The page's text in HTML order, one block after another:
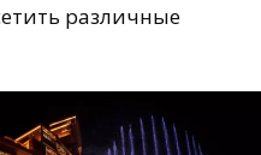
различные